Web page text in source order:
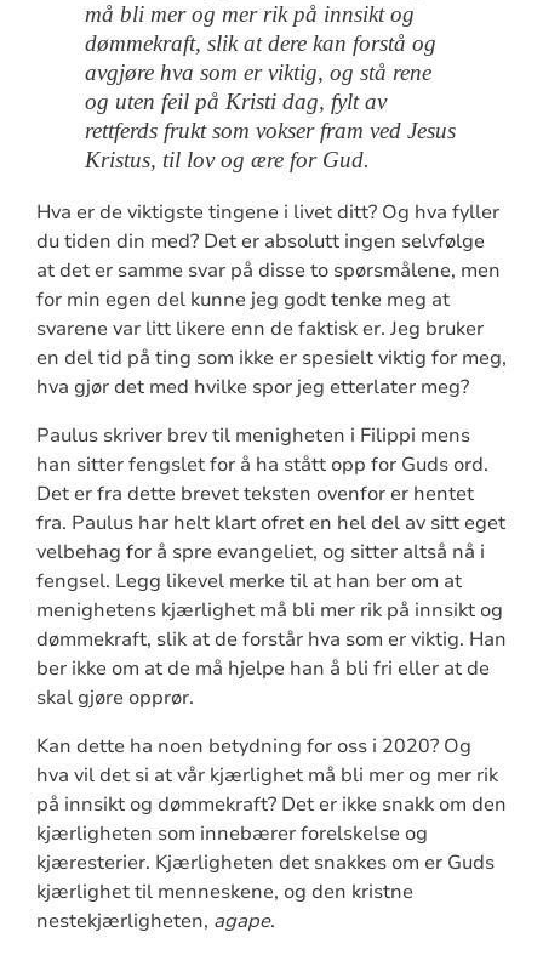
må bli mer og mer rik på innsikt og
dømmekraft, slik at dere kan forstå og
avgjøre hva som er viktig, og stå rene
og uten feil på Kristi dag, fylt av
rettferds frukt som vokser fram ved Jesus
Kristus, til lov og ære for Gud.
Hva er de viktigste tingene i livet ditt? Og hva fyller
du tiden din med? Det er absolutt ingen selvfølge
at det er samme svar på disse to spørsmålene, men
for min egen del kunne jeg godt tenke meg at
svarene var litt likere enn de faktisk er. Jeg bruker
en del tid på ting som ikke er spesielt viktig for meg,
hva gjør det med hvilke spor jeg etterlater meg?
Paulus skriver brev til menigheten i Filippi mens
han sitter fengslet for å ha stått opp for Guds ord.
Det er fra dette brevet teksten ovenfor er hentet
fra. Paulus har helt klart ofret en hel del av sitt eget
velbehag for å spre evangeliet, og sitter altså nå i
fengsel. Legg likevel merke til at han ber om at
menighetens kjærlighet må bli mer rik på innsikt og
dømmekraft, slik at de forstår hva som er viktig. Han
ber ikke om at de må hjelpe han å bli fri eller at de
skal gjøre opprør.
Kan dette ha noen betydning for oss i 2020? Og
hva vil det si at vår kjærlighet må bli mer og mer rik
på innsikt og dømmekraft? Det er ikke snakk om den
kjærligheten som innebærer forelskelse og
kjæresterier. Kjærligheten det snakkes om er Guds
kjærlighet til menneskene, og den kristne
nestekjærligheten, agape.